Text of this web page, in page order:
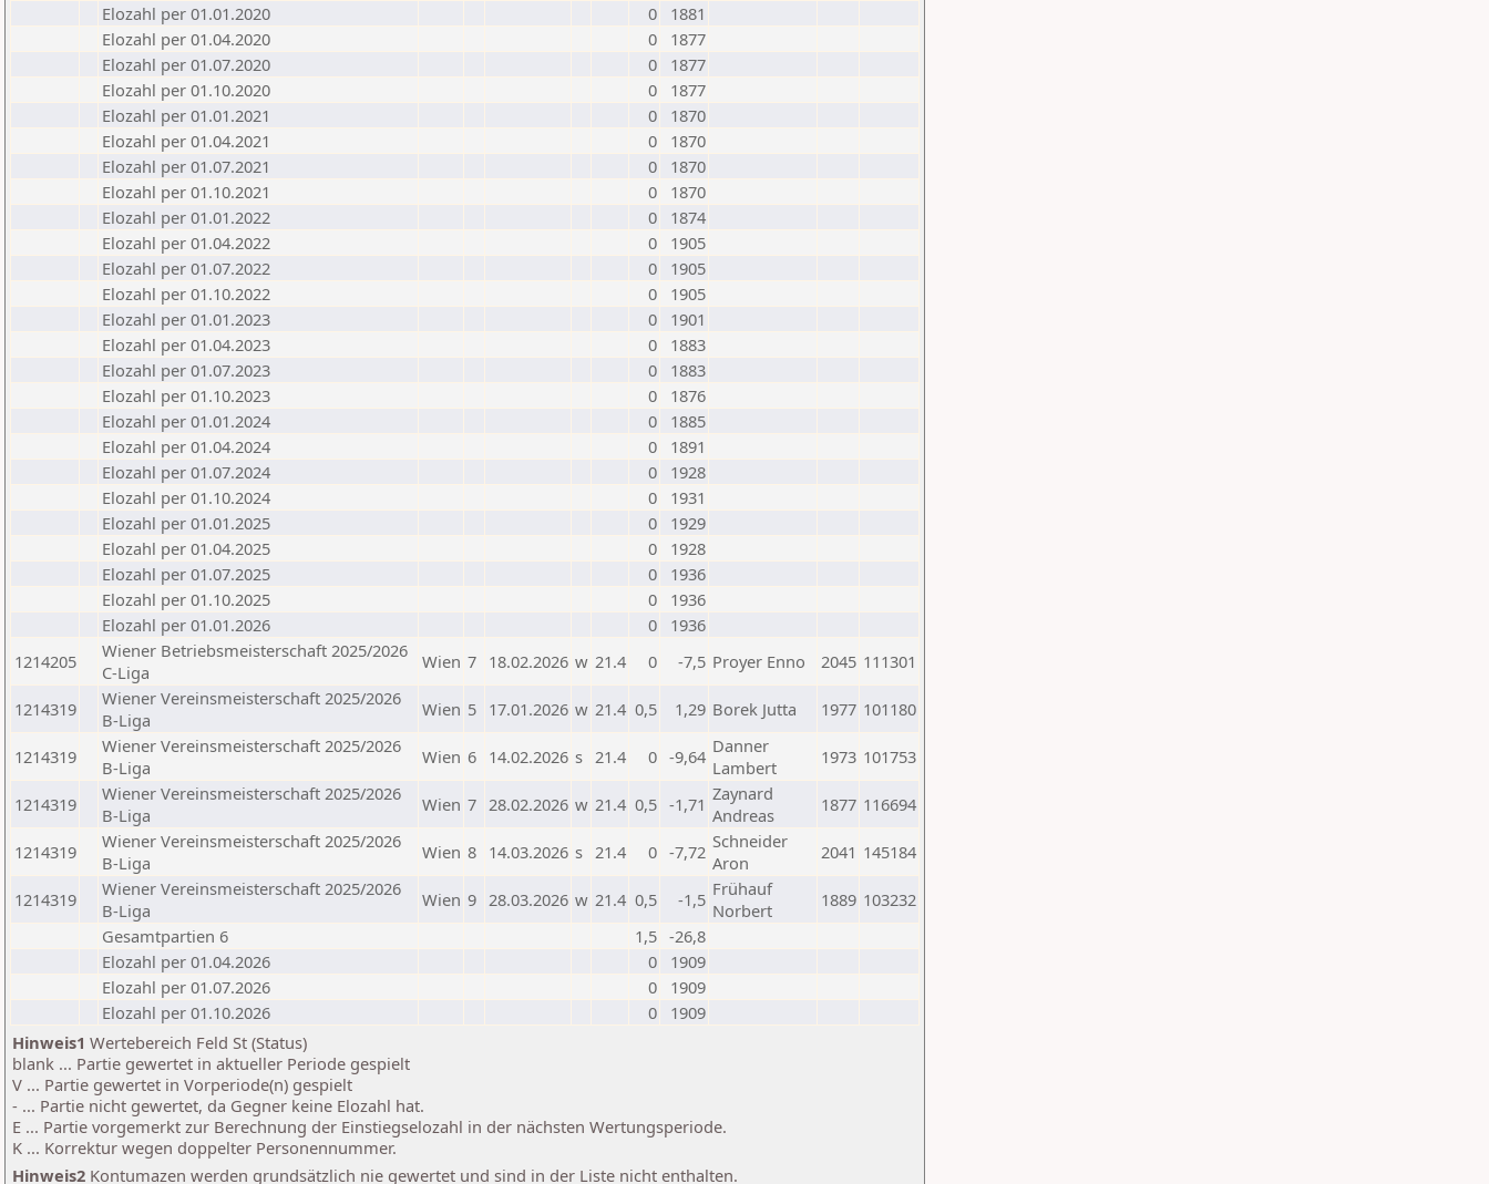
Elozahl per 01.01.2020
0
1881
Elozahl per 01.04.2020
0
1877
Elozahl per 01.07.2020
0
1877
Elozahl per 01.10.2020
0
1877
Elozahl per 01.01.2021
0
1870
Elozahl per 01.04.2021
0
1870
Elozahl per 01.07.2021
0
1870
Elozahl per 01.10.2021
0
1870
Elozahl per 01.01.2022
0
1874
Elozahl per 01.04.2022
0
1905
Elozahl per 01.07.2022
0
1905
Elozahl per 01.10.2022
0
1905
Elozahl per 01.01.2023
0
1901
Elozahl per 01.04.2023
0
1883
Elozahl per 01.07.2023
0
1883
Elozahl per 01.10.2023
0
1876
Elozahl per 01.01.2024
0
1885
Elozahl per 01.04.2024
0
1891
Elozahl per 01.07.2024
0
1928
Elozahl per 01.10.2024
0
1931
Elozahl per 01.01.2025
0
1929
Elozahl per 01.04.2025
0
1928
Elozahl per 01.07.2025
0
1936
Elozahl per 01.10.2025
0
1936
Elozahl per 01.01.2026
0
1936
1214205
Wiener Betriebsmeisterschaft 2025/2026
C-Liga
Wien 7 18.02.2026 w 21.4 0 -7,5 Proyer Enno 2045 111301
1214319
Wiener Vereinsmeisterschaft 2025/2026
B-Liga
Wien 5 17.01.2026 w 21.4 0,5 1,29 Borek Jutta 1977 101180
1214319
Wiener Vereinsmeisterschaft 2025/2026
B-Liga
Wien 6 14.02.2026 s 21.4 0 -9,64 Danner
Lambert
1973 101753
1214319
Wiener Vereinsmeisterschaft 2025/2026
B-Liga
Wien 7 28.02.2026 w 21.4 0,5 -1,71 Zaynard
Andreas
1877 116694
1214319
Wiener Vereinsmeisterschaft 2025/2026
B-Liga
Wien 8 14.03.2026 s 21.4 0 -7,72 Schneider
Aron
2041 145184
1214319
Wiener Vereinsmeisterschaft 2025/2026
B-Liga
Wien 9 28.03.2026 w 21.4 0,5 -1,5 Frühauf
Norbert
1889 103232
Gesamtpartien 6
1,5 -26,8
Elozahl per 01.04.2026
0
1909
Elozahl per 01.07.2026
0
1909
Elozahl per 01.10.2026
0
1909
Hinweis1 Wertebereich Feld St (Status)
blank ... Partie gewertet in aktueller Periode gespielt
V ... Partie gewertet in Vorperiode(n) gespielt
- ... Partie nicht gewertet, da Gegner keine Elozahl hat.
E ... Partie vorgemerkt zur Berechnung der Einstiegselozahl in der nächsten Wertungsperiode.
K ... Korrektur wegen doppelter Personennummer.
Hinweis2 Kontumazen werden grundsätzlich nie gewertet und sind in der Liste nicht enthalten.